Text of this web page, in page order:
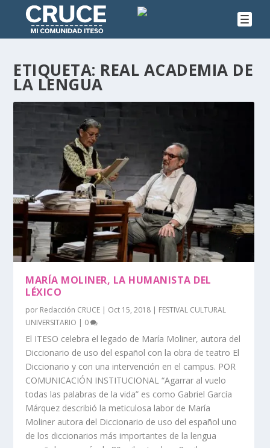
ETIQUETA: REAL ACADEMIA DE
LA LENGUA
MARÍA MOLINER, LA HUMANISTA DEL
LÉXICO
por Redacción CRUCE | Oct 15, 2018 | FESTIVAL CULTURAL
UNIVERSITARIO | 0
El ITESO celebra el legado de María Moliner, autora del
Diccionario de uso del español con la obra de teatro El
Diccionario y con una intervención en el campus. POR
COMUNICACIÓN INSTITUCIONAL “Agarrar al vuelo
todas las palabras de la vida” es como Gabriel García
Márquez describió la meticulosa labor de María
Moliner autora del Diccionario de uso del español uno
de los diccionarios más importantes de la lengua